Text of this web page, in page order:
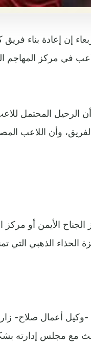
إن إعادة بناء فريق
في مركز المهاجم
الرحيل المحتمل
وأن اللاعب
الأيمن أو مركز
أعمال صلاح- زار
مع مجلس إدارته